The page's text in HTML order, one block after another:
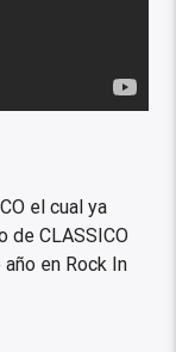
el cual ya
de CLASSICO
en Rock In